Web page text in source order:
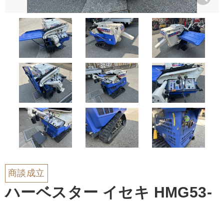
商談成立
ハーベスター イセキ HMG53-